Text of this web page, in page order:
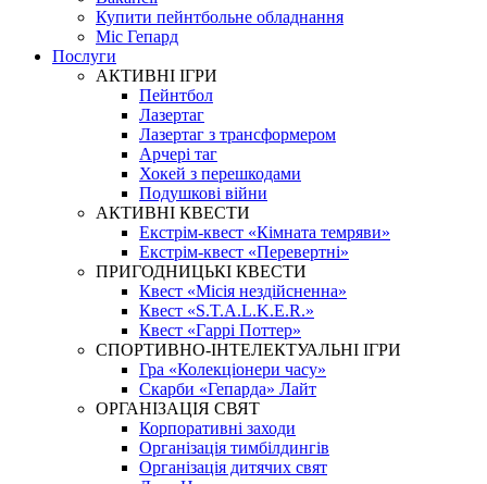
Купити пейнтбольне обладнання
Міс Гепард
Послуги
АКТИВНІ ІГРИ
Пейнтбол
Лазертаг
Лазертаг з трансформером
Арчері таг
Хокей з перешкодами
Подушкові війни
АКТИВНІ КВЕСТИ
Екстрім-квест «Кімната темряви»
Екстрім-квест «Перевертні»
ПРИГОДНИЦЬКІ КВЕСТИ
Квест «Місія нездійсненна»
Квест «S.T.A.L.K.E.R.»
Квест «Гаррі Поттер»
СПОРТИВНО-ІНТЕЛЕКТУАЛЬНІ ІГРИ
Гра «Колекціонери часу»
Скарби «Гепарда» Лайт
ОРГАНІЗАЦІЯ СВЯТ
Корпоративні заходи
Організація тимбілдингів
Організація дитячих свят